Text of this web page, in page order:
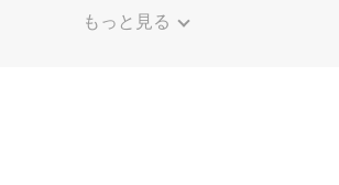
もっと見る